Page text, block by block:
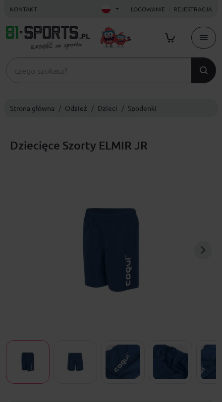
KONTAKT LOGOWANIE REJESTRACJA
Strona główna Odzież Dzieci Spodenki
Dziecięce Szorty ELMIR JR